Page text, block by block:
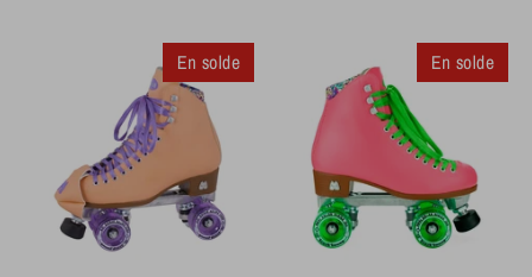
En solde En solde